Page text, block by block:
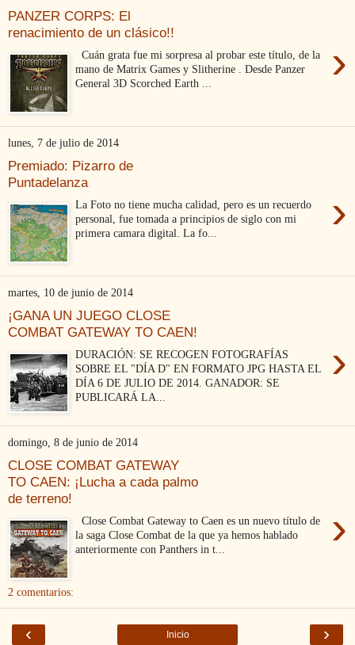
PANZER CORPS: El
renacimiento de un clásico!!
›
Cuán grata fue mi sorpresa al probar este título, de la
mano de Matrix Games y Slitherine . Desde Panzer
General 3D Scorched Earth ...
lunes, 7 de julio de 2014
Premiado: Pizarro de
Puntadelanza
›
La Foto no tiene mucha calidad, pero es un recuerdo
personal, fue tomada a principios de siglo con mi
primera camara digital. La fo...
martes, 10 de junio de 2014
¡GANA UN JUEGO CLOSE
COMBAT GATEWAY TO CAEN!
›
DURACIÓN: SE RECOGEN FOTOGRAFÍAS
SOBRE EL "DÍA D" EN FORMATO JPG HASTA EL
DÍA 6 DE JULIO DE 2014. GANADOR: SE
PUBLICARÁ LA...
domingo, 8 de junio de 2014
CLOSE COMBAT GATEWAY
TO CAEN: ¡Lucha a cada palmo
de terreno!
›
Close Combat Gateway to Caen es un nuevo título de
la saga Close Combat de la que ya hemos hablado
anteriormente con Panthers in t...
2 comentarios:
‹ ›
Inicio